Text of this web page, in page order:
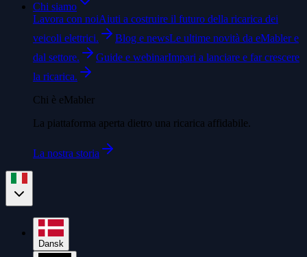
Chi siamo
Lavora con noiAiuti a costruire il futuro della ricarica dei
veicoli elettrici.
Blog e newsLe ultime novità da eMabler e
dal settore.
Guide e webinarImpari a lanciare e far crescere
la ricarica.
Chi è eMabler
La piattaforma aperta dietro una ricarica affidabile.
La nostra storia
Dansk